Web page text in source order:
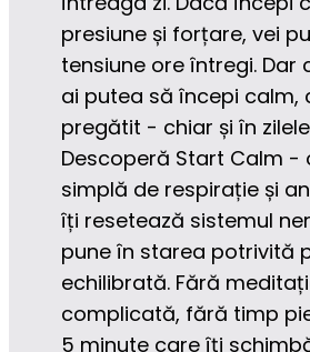
presiune și forțare, vei
tensiune ore întregi.
ai putea să începi calm,
pregătit - chiar și în
Descoperă Start Calm -
simplă de respirație și
îți resetează sistemul
pune în starea potrivită
echilibrată. Fără
complicată, fără timp
5 minute care îți